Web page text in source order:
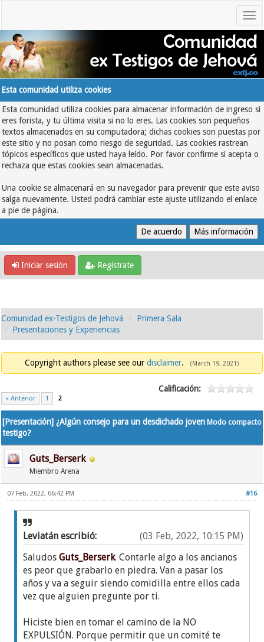
Esta comunidad utiliza cookies
Esta comunidad utiliza cookies para almacenar información de ingreso si
eres forista, y tu última visita si no lo eres. Las cookies son pequeños
textos almacenados en su computadora; dichas cookies son puestas por
este sitio y no posan como riesgo de seguridad. Las cookies rastrean
tópicos específicos que usted haya leído. Por favor confirme si acepta o
rechaza que estas cookies sean almacenadas.
Una cookie se almacenará en su navegador para prevenir que este aviso
salga nuevamente. Usted podrá cambiar este ajuste utilizando el enlace
a pie de página.
Iniciar sesión Regístrate
Comunidad ex-Testigos de Jehová
Primera Sala
Presentaciones y Experiencias
Copyright authors please see our disclaimer. (March 19, 2021)
« Anterior 1 2
Calificación:
Modo compacto
[Presentación] ¿Algún consejo para un desdichado joven
testigo?
Guts_Berserk
Miembro Arena
#16
07 Feb, 2022, 06:42 PM
(03 Feb, 2022, 10:15 PM)
Leviatán escribió:
SaludosGuts_Berserk. Contarle algo a los ancianos
es peor que grabarlo en piedra. Van a pasar los
años y va a seguir siendo comidilla entre ellos cada
vez que alguien pregunte por ti.
Hiciste bien en tomar el camino de la NO
EXPULSIÓN. Porque permitir que un comité te